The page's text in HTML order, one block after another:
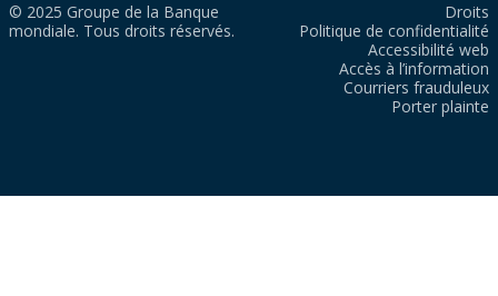
© 2025 Groupe de la Banque
mondiale. Tous droits réservés.
Droits
Politique de confidentialité
Accessibilité web
Accès à l’information
Courriers frauduleux
Porter plainte